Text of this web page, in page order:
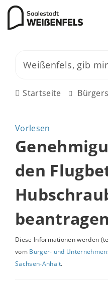
Startseite
Vorlesen
den
beantragen
Diese Informationen werden
vom Bürger- und
Sachsen-Anhalt.